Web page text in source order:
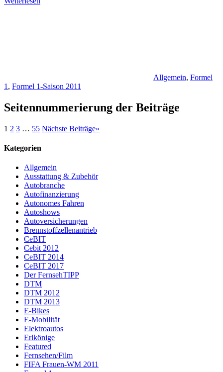
Allgemein, Formel
1 , Formel 1-Saison 2011
Seitennummerierung der Beiträge
1 2 3 … 55 Nächste Beiträge»
Kategorien
Allgemein
Ausstattung & Zubehör
Autobranche
Autofinanzierung
Autonomes Fahren
Autoshows
Autoversicherungen
Brennstoffzellenantrieb
CeBIT
Cebit 2012
CeBIT 2014
CeBIT 2017
Der FernsehTIPP
DTM
DTM 2012
DTM 2013
E-Bikes
E-Mobilität
Elektroautos
Erlkönige
Featured
Fernsehen/Film
FIFA Frauen-WM 2011